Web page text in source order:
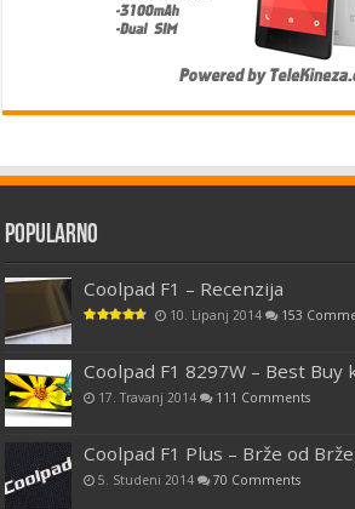
Popularno
Coolpad F1 – Recenzija
10. Lipanj 2014 153
Coolpad F1 8297W – Best Buy
17. Travanj 2014 111 Comments
Coolpad F1 Plus – Brže od
5. Studeni 2014 70 Comments